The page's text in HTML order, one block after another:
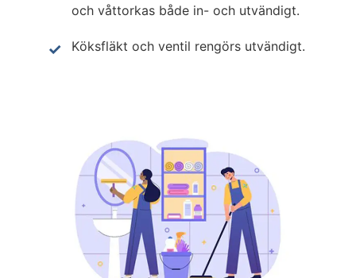
och våttorkas både in- och utvändigt.
Köksfläkt och ventil rengörs utvändigt.